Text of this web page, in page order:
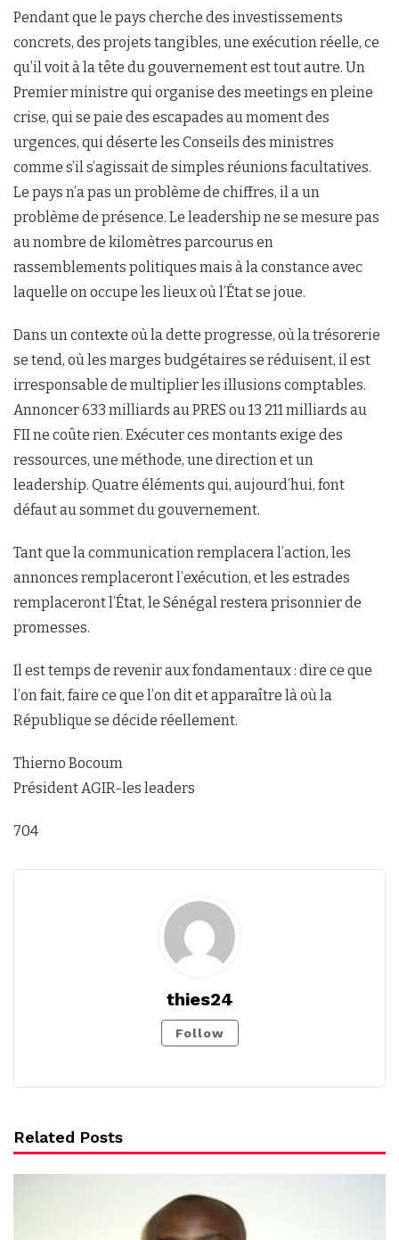
Pendant que le pays cherche des investissements
concrets, des projets tangibles, une exécution réelle, ce
qu’il voit à la tête du gouvernement est tout autre. Un
Premier ministre qui organise des meetings en pleine
crise, qui se paie des escapades au moment des
urgences, qui déserte les Conseils des ministres
comme s’il s’agissait de simples réunions facultatives.
Le pays n’a pas un problème de chiffres, il a un
problème de présence. Le leadership ne se mesure pas
au nombre de kilomètres parcourus en
rassemblements politiques mais à la constance avec
laquelle on occupe les lieux où l’État se joue.
Dans un contexte où la dette progresse, où la trésorerie
se tend, où les marges budgétaires se réduisent, il est
irresponsable de multiplier les illusions comptables.
Annoncer 633 milliards au PRES ou 13 211 milliards au
FII ne coûte rien. Exécuter ces montants exige des
ressources, une méthode, une direction et un
leadership. Quatre éléments qui, aujourd’hui, font
défaut au sommet du gouvernement.
Tant que la communication remplacera l’action, les
annonces remplaceront l’exécution, et les estrades
remplaceront l’État, le Sénégal restera prisonnier de
promesses.
Il est temps de revenir aux fondamentaux : dire ce que
l’on fait, faire ce que l’on dit et apparaître là où la
République se décide réellement.
Thierno Bocoum
Président AGIR-les leaders
704
thies24
Follow
Related Posts